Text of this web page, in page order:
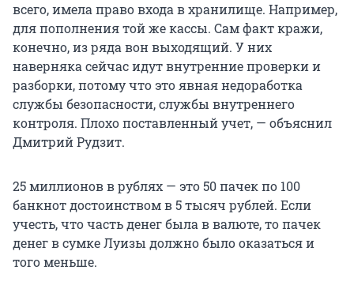
всего, имела право входа в хранилище. Например,
для пополнения той же кассы. Сам факт кражи,
конечно, из ряда вон выходящий. У них
наверняка сейчас идут внутренние проверки и
разборки, потому что это явная недоработка
службы безопасности, службы внутреннего
контроля. Плохо поставленный учет, — объяснил
Дмитрий Рудзит.
25 миллионов в рублях — это 50 пачек по 100
банкнот достоинством в 5 тысяч рублей. Если
учесть, что часть денег была в валюте, то пачек
денег в сумке Луизы должно было оказаться и
того меньше.